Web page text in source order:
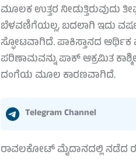
ಮೂಲಕ ಉತ್ತರ ನೀಡುತ್ತಿರುವುದು
ಬೆಳವಣಿಗೆಯಲ್ಲ, ಬದಲಾಗಿ ಇದು
ಸ್ಫೋಟವಾಗಿದೆ. ಪಾಕಿಸ್ತಾನದ ಆರ್ಥಿಕ
ಪರಿಣಾಮವನ್ನು ಪಾಕ್ ಆಕ್ರಮಿತ
ದಂಗೆಯ ಮೂಲ ಕಾರಣವಾಗಿದೆ.
Telegram Channel
ರಾವಲಕೋಟ್ ಮೈದಾನದಲ್ಲಿ ನಡೆದ